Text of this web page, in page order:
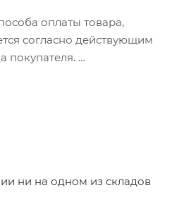
оплаты товара,
согласно действующим
покупателя.
ни на одном из складов